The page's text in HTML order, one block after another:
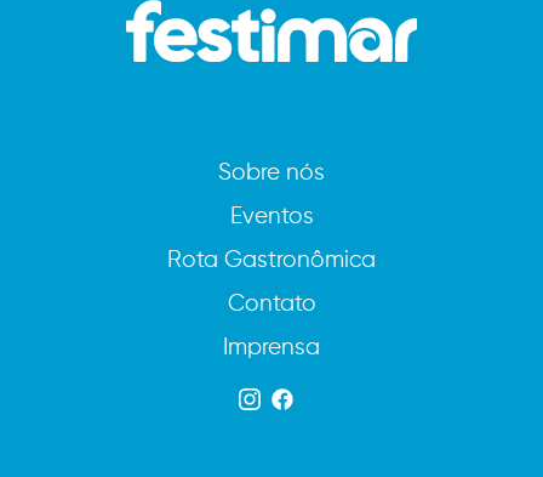
Sobre nós
Eventos
Rota Gastronômica
Contato
Imprensa